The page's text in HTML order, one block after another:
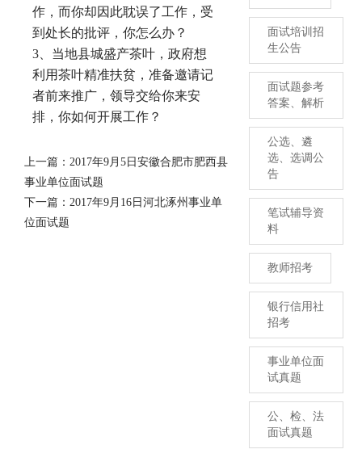
作，而你却因此耽误了工作，受
到处长的批评，你怎么办？
3、当地县城盛产茶叶，政府想
利用茶叶精准扶贫，准备邀请记
者前来推广，领导交给你来安
排，你如何开展工作？
上一篇： 2017年9月5日安徽合肥市肥西县
事业单位面试题
下一篇： 2017年9月16日河北涿州事业单
位面试题
面试培训招
生公告
面试题参考
答案、解析
公选、遴
选、选调公
告
笔试辅导资
料
教师招考
银行信用社
招考
事业单位面
试真题
公、检、法
面试真题